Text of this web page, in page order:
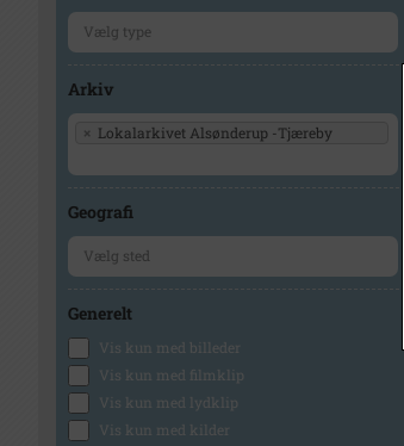
Arkiv
× Lokalarkivet Alsønderup -Tjæreby
Geografi
Generelt
Vis kun med billeder
Vis kun med filmklip
Vis kun med lydklip
Vis kun med kilder